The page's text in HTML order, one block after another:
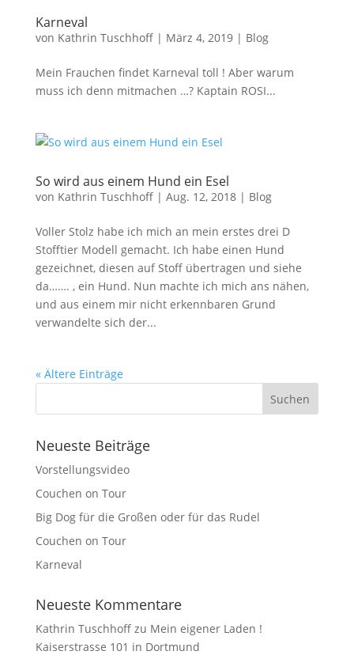
Karneval
von Kathrin Tuschhoff| März 4, 2019| Blog
Mein Frauchen findet Karneval toll ! Aber warum
muss ich denn mitmachen …? Kaptain ROSI...
So wird aus einem Hund ein Esel
von Kathrin Tuschhoff| Aug. 12, 2018| Blog
Voller Stolz habe ich mich an mein erstes drei D
Stofftier Modell gemacht. Ich habe einen Hund
gezeichnet, diesen auf Stoff übertragen und siehe
da……. , ein Hund. Nun machte ich mich ans nähen,
und aus einem mir nicht erkennbaren Grund
verwandelte sich der...
« Ältere Einträge
Neueste Beiträge
Vorstellungsvideo
Couchen on Tour
Big Dog für die Großen oder für das Rudel
Couchen on Tour
Karneval
Neueste Kommentare
Kathrin Tuschhoffzu Mein eigener Laden !
Kaiserstrasse 101 in Dortmund